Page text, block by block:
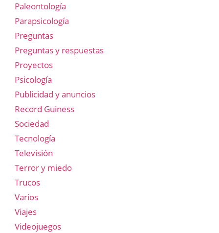
Paleontología
Parapsicología
Preguntas
Preguntas y respuestas
Proyectos
Psicología
Publicidad y anuncios
Record Guiness
Sociedad
Tecnología
Televisión
Terror y miedo
Trucos
Varios
Viajes
Videojuegos